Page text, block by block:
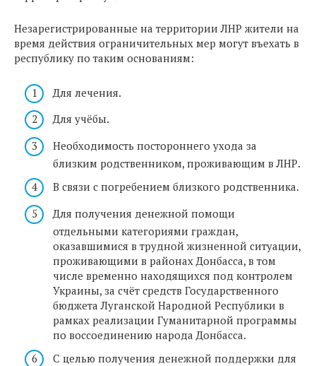
Незарегистрированные на территории ЛНР жители на
время действия ограничительных мер могут въехать в
республику по таким основаниям:
Для лечения.
Для учёбы.
Необходимость постороннего ухода за
близким родственником, проживающим в ЛНР.
В связи с погребением близкого родственника.
Для получения денежной помощи
отдельными категориями граждан,
оказавшимися в трудной жизненной ситуации,
проживающими в районах Донбасса, в том
числе временно находящихся под контролем
Украины, за счёт средств Государственного
бюджета Луганской Народной Республики в
рамках реализации Гуманитарной программы
по воссоединению народа Донбасса.
С целью получения денежной поддержки для